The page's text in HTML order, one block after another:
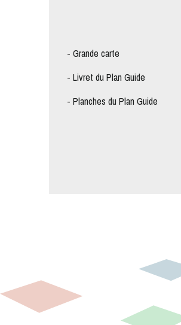
- Grande carte
- Livret du Plan Guide
- Planches du Plan Guide